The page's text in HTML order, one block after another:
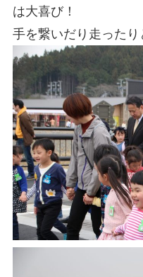
は大喜び！
手を繋いだり走った